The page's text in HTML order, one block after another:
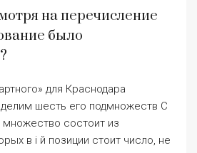
из формулы 2 можно получить
36 ≈ 2100 на самом деле он
Разовый проездной
электронном носителе. Во
могу предложить
по городу. Большинство
разовым билетам серьезно
для жителей некоторых